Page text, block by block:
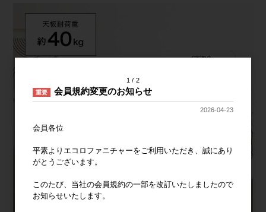
1 2
重要 会員規約変更のお知らせ
2026-04-23
会員各位
平素よりエコロファニチャーをご利用いただき、誠にあり
がとうございます。
このたび、当社の会員規約の一部を改訂いたしましたので
お知らせいたします。